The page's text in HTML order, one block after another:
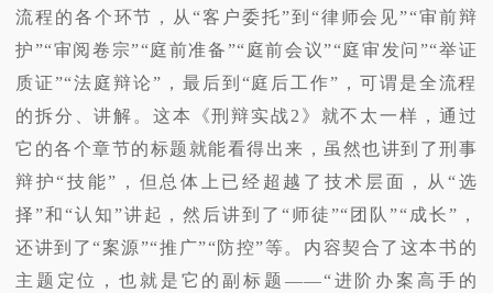
流程的各个环节，从“客户委托”到“律师会见”“审前辩
护”“审阅卷宗”“庭前准备”“庭前会议”“庭审发问”“举证
质证”“法庭辩论”，最后到“庭后工作”，可谓是全流程
的拆分、讲解。这本《刑辩实战2》就不太一样，通过
它的各个章节的标题就能看得出来，虽然也讲到了刑事
辩护“技能”，但总体上已经超越了技术层面，从“选
择”和“认知”讲起，然后讲到了“师徒”“团队”“成长”，
还讲到了“案源”“推广”“防控”等。内容契合了这本书的
主题定位，也就是它的副标题——“进阶办案高手的